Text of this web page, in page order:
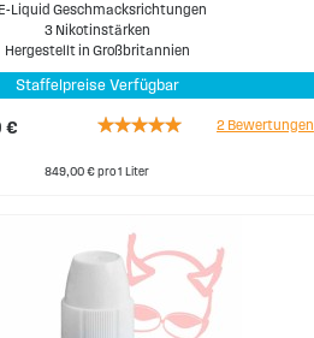
Liquid Geschmacksrichtungen
3 Nikotinstärken
Hergestellt in Großbritannien
Staffelpreise Verfügbar
€
Rating:
2 Bewertungen
849,00 € pro 1 Liter